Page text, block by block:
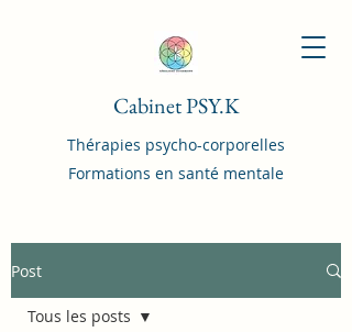
Cabinet PSY.K
Thérapies psycho-corporelles
Formations en santé mentale
Post
Tous les posts